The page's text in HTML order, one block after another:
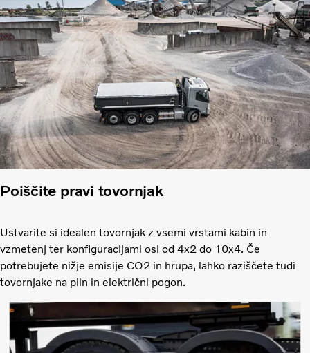
Poiščite pravi tovornjak
Ustvarite si idealen tovornjak z vsemi vrstami kabin in
vzmetenj ter konfiguracijami osi od 4x2 do 10x4. Če
potrebujete nižje emisije CO2 in hrupa, lahko raziščete tudi
tovornjake na plin in električni pogon.